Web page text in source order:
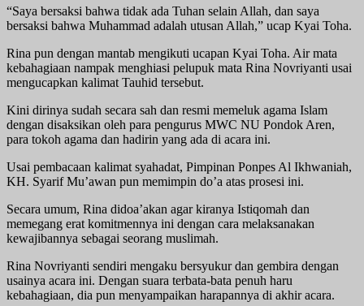
“Saya bersaksi bahwa tidak ada Tuhan selain Allah, dan saya
bersaksi bahwa Muhammad adalah utusan Allah,” ucap Kyai Toha.
Rina pun dengan mantab mengikuti ucapan Kyai Toha. Air mata
kebahagiaan nampak menghiasi pelupuk mata Rina Novriyanti usai
mengucapkan kalimat Tauhid tersebut.
Kini dirinya sudah secara sah dan resmi memeluk agama Islam
dengan disaksikan oleh para pengurus MWC NU Pondok Aren,
para tokoh agama dan hadirin yang ada di acara ini.
Usai pembacaan kalimat syahadat, Pimpinan Ponpes Al Ikhwaniah,
KH. Syarif Mu’awan pun memimpin do’a atas prosesi ini.
Secara umum, Rina didoa’akan agar kiranya Istiqomah dan
memegang erat komitmennya ini dengan cara melaksanakan
kewajibannya sebagai seorang muslimah.
Rina Novriyanti sendiri mengaku bersyukur dan gembira dengan
usainya acara ini. Dengan suara terbata-bata penuh haru
kebahagiaan, dia pun menyampaikan harapannya di akhir acara.